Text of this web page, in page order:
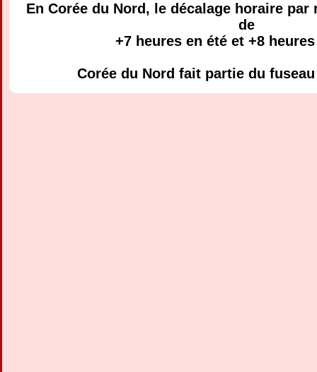
En Corée du Nord, le décalage horaire par
de
+7 heures en été et +8
Corée du Nord fait partie du